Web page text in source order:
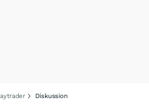
Diskussion